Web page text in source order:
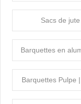
Sacs de jute
Barquettes en
Barquettes Pulpe